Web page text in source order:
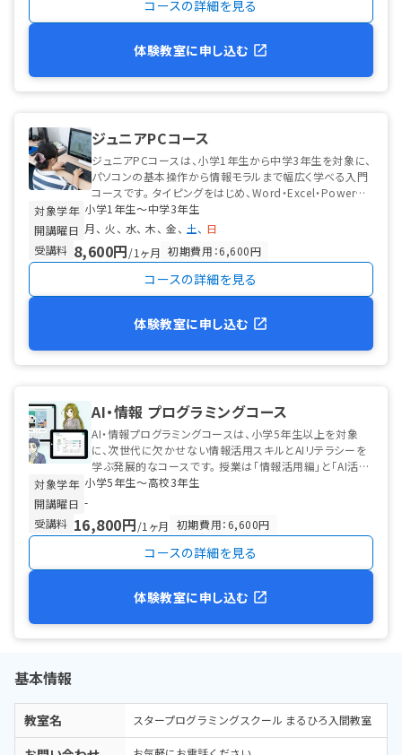
コースの詳細を見る
体験教室に申し込む
ジュニアPCコース
ジュニアPCコースは、小学1年生から中学3年生を対象に、
パソコンの基本操作から情報モラルまで幅広く学べる入門
コースです。 タイピングをはじめ、Word・Excel・PowerPo
intなど...
対象学年 小学1年生〜中学3年生
開講曜日 月 火 水 木 金 土
日
受講料 8,600円/1ヶ月 初期費用：6,600円
コースの詳細を見る
体験教室に申し込む
AI・情報 プログラミングコース
AI・情報プログラミングコースは、小学5年生以上を対象
に、次世代に欠かせない情報活用スキルとAIリテラシーを
学ぶ発展的なコースです。 授業は「情報活用編」と「AI活用
編」の2本立て。 情...
対象学年 小学5年生〜高校3年生
開講曜日 -
受講料 16,800円/1ヶ月 初期費用：6,600円
コースの詳細を見る
体験教室に申し込む
基本情報
教室名 スタープログラミングスクール まるひろ入間教室